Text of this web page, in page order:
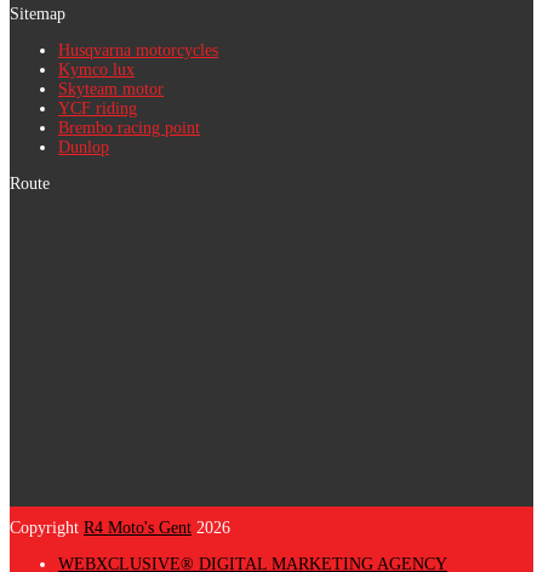
Sitemap
Husqvarna motorcycles
Kymco lux
Skyteam motor
YCF riding
Brembo racing point
Dunlop
Route
Copyright R4 Moto's Gent 2026
WEBXCLUSIVE® DIGITAL MARKETING AGENCY